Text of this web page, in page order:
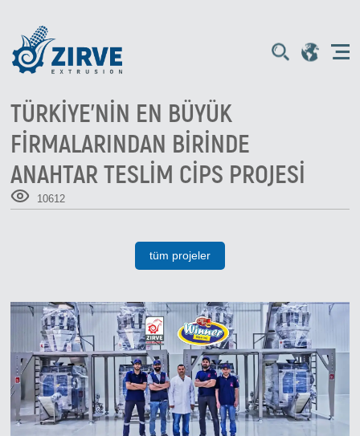
TÜRKIYE'NIN EN BÜYÜK
FIRMALARINDAN BIRINDE
ANAHTAR TESLIM CIPS PROJESI
10612
tüm projeler